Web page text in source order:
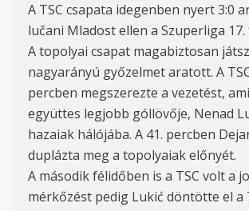
A TSC csapata idegenben nyert 3:0
lučani Mladost ellen a Szuperliga
A topolyai csapat magabiztosan
nagyarányú győzelmet aratott. A
percben megszerezte a vezetést,
együttes legjobb góllövője, Nenad
hazaiak hálójába. A 41. percben
duplázta meg a topolyaiak előnyét.
A második félidőben is a TSC volt a
mérkőzést pedig Lukić döntötte el a